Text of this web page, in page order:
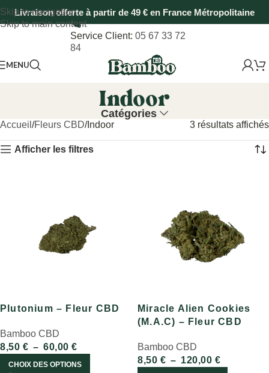
Skip to navigation
Skip to main content
Livraison offerte à partir de 49 € en France Métropolitaine
Service Client: 05 67 33 72
84
MENU
Indoor
Catégories
Accueil Fleurs CBD Indoor 3 résultats affichés
Afficher les filtres
Plutonium – Fleur CBD
Bamboo CBD
8,50 € – 60,00 €
CHOIX DES OPTIONS
Miracle Alien Cookies
(M.A.C) – Fleur CBD
Bamboo CBD
8,50 € – 120,00 €